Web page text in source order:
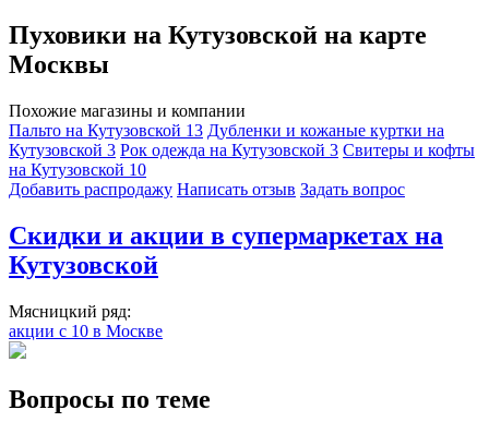
Пуховики на Кутузовской на карте
Москвы
Похожие магазины и компании
Пальто на Кутузовской 13 Дубленки и кожаные куртки на
Кутузовской 3 Рок одежда на Кутузовской 3 Свитеры и кофты
на Кутузовской 10
Добавить раcпродажу Написать отзыв Задать вопрос
Скидки и акции в супермаркетах на
Кутузовской
Мясницкий ряд:
акции с 10 в Москве
Вопросы по теме